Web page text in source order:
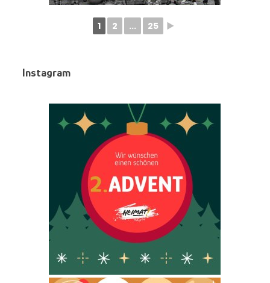
1 2 ... 25 ►
Instagram